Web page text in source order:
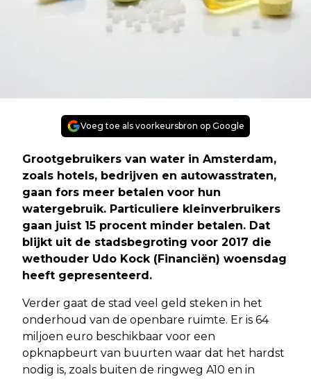
Voeg toe als voorkeursbron op Google
Grootgebruikers van water in Amsterdam,
zoals hotels, bedrijven en autowasstraten,
gaan fors meer betalen voor hun
watergebruik. Particuliere kleinverbruikers
gaan juist 15 procent minder betalen. Dat
blijkt uit de stadsbegroting voor 2017 die
wethouder Udo Kock (Financiën) woensdag
heeft gepresenteerd.
Verder gaat de stad veel geld steken in het
onderhoud van de openbare ruimte. Er is 64
miljoen euro beschikbaar voor een
opknapbeurt van buurten waar dat het hardst
nodig is, zoals buiten de ringweg A10 en in